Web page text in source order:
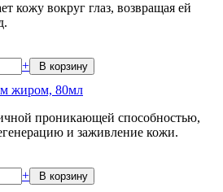
кожу вокруг глаз, возвращая ей
+
жиром, 80мл
проникающей способностью,
и заживление кожи.
+